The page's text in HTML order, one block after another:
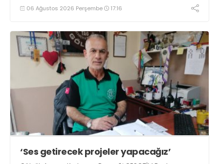
06 Ağustos 2026 Perşembe 17:16
‘Ses getirecek projeler yapacağız’